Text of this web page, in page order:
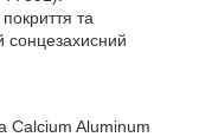
та
сонцезахисний
Calcium Aluminum